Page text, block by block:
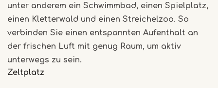
unter anderem ein Schwimmbad, einen Spielplatz,
einen Kletterwald und einen Streichelzoo. So
verbinden Sie einen entspannten Aufenthalt an
der frischen Luft mit genug Raum, um aktiv
unterwegs zu sein.
Zeltplatz